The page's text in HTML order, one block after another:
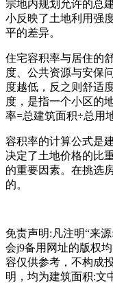
宗地内规划允许的总
小反映了土地利用强
平的差异。
住宅容积率与居住的
度、公共资源与安保
度越低，反之则舒适
度，是指一个小区的
率=总建筑面积÷总用
容积率的计算公式是
决定了土地价格的比
的重要因素。在挑选
的。
免责声明:凡注明“来
会j9备用网址的版权
容仅供参考，不构成
明，均为建筑面积:文